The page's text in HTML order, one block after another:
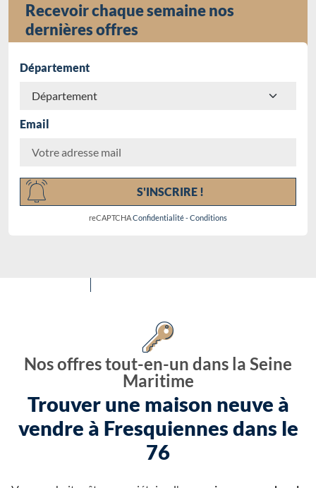
Recevoir chaque semaine nos
dernières offres
Département
Email
S'INSCRIRE !
reCAPTCHAConfidentialité-Conditions
Nos offres tout-en-un dans la Seine
Maritime
Trouver une maison neuve à
vendre à Fresquiennes dans le
76